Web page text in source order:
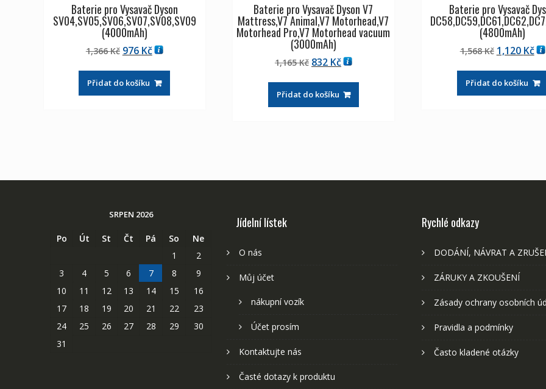
Baterie pro Vysavač Dyson
SV04,SV05,SV06,SV07,SV08,SV09
(4000mAh)
1,366Kč Původní
byla:
1,366 Kč
976 KčAktuální
je:
976 Kč
Přidat do košíku
Baterie pro Vysavač Dyson V7
Mattress,V7 Animal,V7 Motorhead,V7
Motorhead Pro,V7 Motorhead vacuum
(3000mAh)
1,165Kč Původní
byla:
1,165 Kč
832 KčAktuální
je:
832 Kč
Přidat do košíku
Baterie pro Vysavač
(4800mAh)
1,568Kč Původní
byla:
1,568 Kč
1,120 Kč
je:
Přidat do košíku
SRPEN 2026
Po Út St Čt Pá So
Ne
1
2
3
4 5 6 7 8
9
10
11 12 13 14 15
16
17
18 19 20 21 22
23
24
25 26 27 28 29
30
31
Jídelní lístek
O nás
Můj účet
nákupní vozík
Účet prosím
Kontaktujte nás
Časté dotazy k produktu
Rychlé odkazy
DODÁNÍ, NÁVRAT A
ZÁRUKY A ZKOUŠENÍ
Zásady ochrany osobních
Pravidla a podmínky
Často kladené otázky